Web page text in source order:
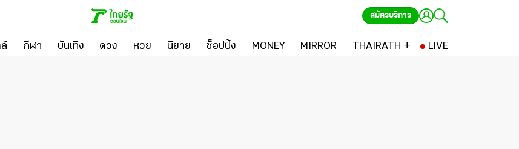
สมัครบริการ
กีฬา บันเทิง ดวง หวย นิยาย ช็อปปิ้ง MONEY MIRROR THAIRATH + LIVE